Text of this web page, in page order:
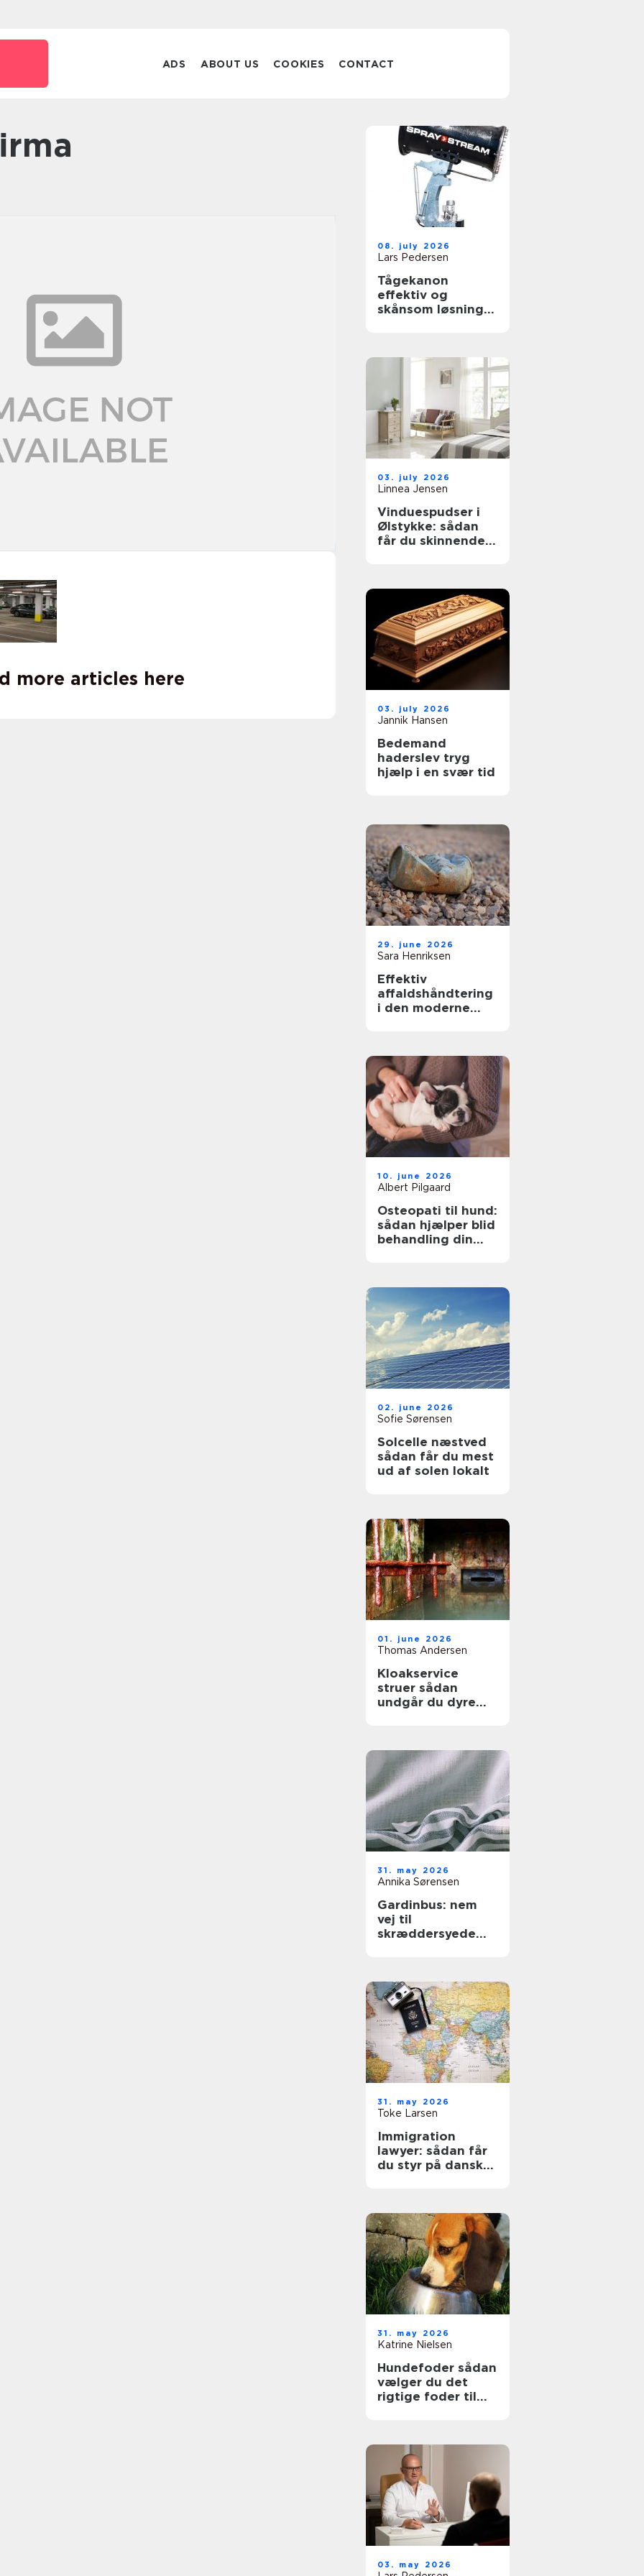
ADS ABOUT US COOKIES CONTACT
more articles here
08. july 2026
Lars Pedersen
Tågekanon
effektiv og
skånsom løsning
03. july 2026
Linnea Jensen
Vinduespudser i
Ølstykke: sådan
får du skinnende
03. july 2026
Jannik Hansen
Bedemand
haderslev tryg
hjælp i en svær tid
29. june 2026
Sara Henriksen
Effektiv
affaldshåndtering
i den moderne
10. june 2026
Albert Pilgaard
Osteopati til hund:
sådan hjælper blid
behandling din
02. june 2026
Sofie Sørensen
Solcelle næstved
sådan får du mest
ud af solen lokalt
01. june 2026
Thomas Andersen
Kloakservice
struer sådan
undgår du dyre
31. may 2026
Annika Sørensen
Gardinbus: nem
vej til
skræddersyede
31. may 2026
Toke Larsen
Immigration
lawyer: sådan får
du styr på dansk
31. may 2026
Katrine Nielsen
Hundefoder sådan
vælger du det
rigtige foder til
03. may 2026